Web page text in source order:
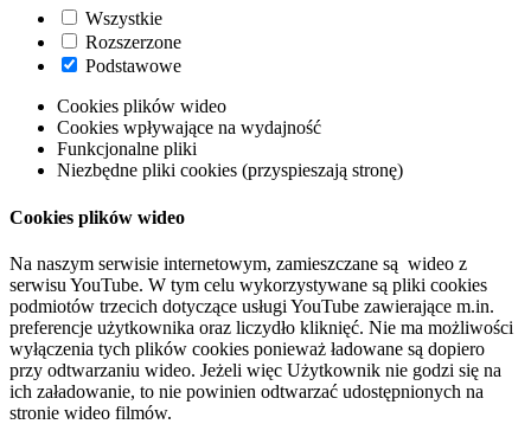
Wszystkie
Rozszerzone
Podstawowe
Cookies plików wideo
Cookies wpływające na wydajność
Funkcjonalne pliki
Niezbędne pliki cookies (przyspieszają stronę)
Cookies plików wideo
Na naszym serwisie internetowym, zamieszczane są wideo z
serwisu YouTube. W tym celu wykorzystywane są pliki cookies
podmiotów trzecich dotyczące usługi YouTube zawierające m.in.
preferencje użytkownika oraz liczydło kliknięć. Nie ma możliwości
wyłączenia tych plików cookies ponieważ ładowane są dopiero
przy odtwarzaniu wideo. Jeżeli więc Użytkownik nie godzi się na
ich załadowanie, to nie powinien odtwarzać udostępnionych na
stronie wideo filmów.